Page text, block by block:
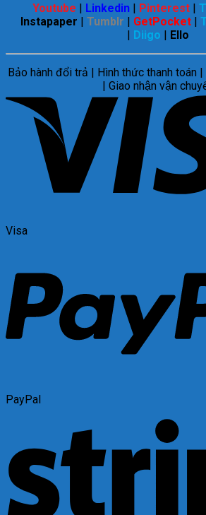
Youtube | Linkedin | Pinterest |
Instapaper | Tumblr | GetPocket |
| Diigo | Ello
Bảo hành đổi trả | Hình thức thanh toán |
| Giao nhận vận
Visa
PayPal